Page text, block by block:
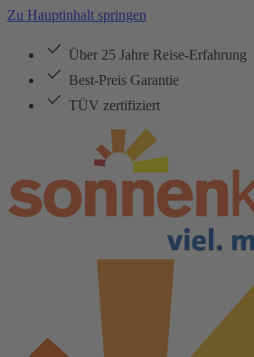
Zu Hauptinhalt springen
Über 25 Jahre Reise-Erfahrung
Best-Preis Garantie
TÜV zertifiziert